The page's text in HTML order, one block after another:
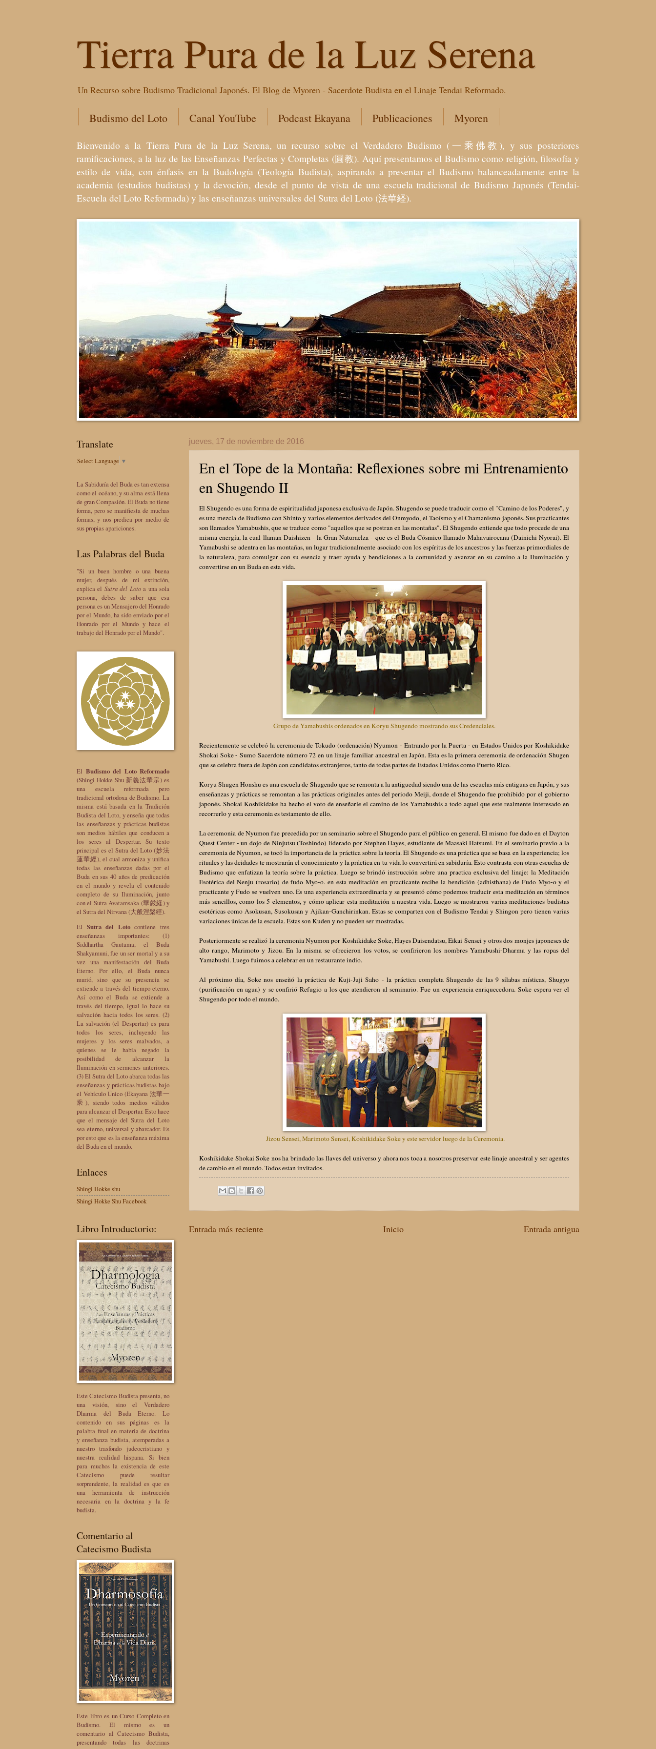
Tierra Pura de la Luz Serena
Un Recurso sobre Budismo Tradicional Japonés. El Blog de Myoren - Sacerdote Budista en el Linaje Tendai Reformado.
Budismo del Loto Canal YouTube Podcast Ekayana Publicaciones Myoren
Bienvenido a la Tierra Pura de la Luz Serena, un recurso sobre el Verdadero Budismo (一乘佛教), y sus posteriores
ramificaciones, a la luz de las Enseñanzas Perfectas y Completas (圓教). Aquí presentamos el Budismo como religión, filosofía y
estilo de vida, con énfasis en la Budología (Teología Budista), aspirando a presentar el Budismo balanceadamente entre la
academia (estudios budistas) y la devoción, desde el punto de vista de una escuela tradicional de Budismo Japonés (Tendai-
Escuela del Loto Reformada) y las enseñanzas universales del Sutra del Loto (法華経).
jueves, 17 de noviembre de 2016
En el Tope de la Montaña: Reflexiones sobre mi Entrenamiento
en Shugendo II
El Shugendo es una forma de espiritualidad japonesa exclusiva de Japón. Shugendo se puede traducir como el "Camino de los Poderes", y
es una mezcla de Budismo con Shinto y varios elementos derivados del Onmyodo, el Taoísmo y el Chamanismo japonés. Sus practicantes
son llamados Yamabushis, que se traduce como "aquellos que se postran en las montañas". El Shugendo entiende que todo procede de una
misma energía, la cual llaman Daishizen - la Gran Naturaelza - que es el Buda Cósmico llamado Mahavairocana (Dainichi Nyorai). El
Yamabushi se adentra en las montañas, un lugar tradicionalmente asociado con los espíritus de los ancestros y las fuerzas primordiales de
la naturaleza, para comulgar con su esencia y traer ayuda y bendiciones a la comunidad y avanzar en su camino a la Iluminación y
convertirse en un Buda en esta vida.
Grupo de Yamabushis ordenados en Koryu Shugendo mostrando sus Credenciales.
Recientemente se celebró la ceremonia de Tokudo (ordenación) Nyumon - Entrando por la Puerta - en Estados Unidos por Koshikidake
Shokai Soke - Sumo Sacerdote número 72 en un linaje familiar ancestral en Japón. Esta es la primera ceremonia de ordenación Shugen
que se celebra fuera de Japón con candidatos extranjeros, tanto de todas partes de Estados Unidos como Puerto Rico.
Koryu Shugen Honshu es una escuela de Shugendo que se remonta a la antiguedad siendo una de las escuelas más entiguas en Japón, y sus
enseñanzas y prácticas se remontan a las prácticas originales antes del periodo Meiji, donde el Shugendo fue prohibido por el gobierno
japonés. Shokai Koshikidake ha hecho el voto de enseñarle el camino de los Yamabushis a todo aquel que este realmente interesado en
recorrerlo y esta ceremonia es testamento de ello.
La ceremonia de Nyumon fue precedida por un seminario sobre el Shugendo para el público en general. El mismo fue dado en el Dayton
Quest Center - un dojo de Ninjutsu (Toshindo) liderado por Stephen Hayes, estudiante de Maasaki Hatsumi. En el seminario previo a la
ceremonia de Nyumon, se tocó la importancia de la práctica sobre la teoría. El Shugendo es una práctica que se basa en la experiencia; los
rituales y las deidades te mostrarán el conocimiento y la práctica en tu vida lo convertirá en sabiduría. Esto contrasta con otras escuelas de
Budismo que enfatizan la teoría sobre la práctica. Luego se brindó instrucción sobre una practica exclusiva del linaje: la Meditación
Esotérica del Nenju (rosario) de fudo Myo-o. en esta meditación en practicante recibe la bendición (adhisthana) de Fudo Myo-o y el
practicante y Fudo se vuelven uno. Es una experiencia extraordinaria y se presentó cómo podemos traducir esta meditación en términos
más sencillos, como los 5 elementos, y cómo aplicar esta meditación a nuestra vida. Luego se mostraron varias meditaciones budistas
esotéricas como Asokusan, Susokusan y Ajikan-Ganchirinkan. Estas se comparten con el Budismo Tendai y Shingon pero tienen varias
variaciones únicas de la escuela. Estas son Kuden y no pueden ser mostradas.
Posteriormente se realizó la ceremonia Nyumon por Koshikidake Soke, Hayes Daisendatsu, Eikai Sensei y otros dos monjes japoneses de
alto rango, Marimoto y Jizou. En la misma se ofrecieron los votos, se confirieron los nombres Yamabushi-Dharma y las ropas del
Yamabushi. Luego fuimos a celebrar en un restaurante indio.
Al próximo día, Soke nos enseñó la práctica de Kuji-Juji Saho - la práctica completa Shugendo de las 9 sílabas místicas, Shugyo
(purificación en agua) y se confirió Refugio a los que atendieron al seminario. Fue un experiencia enriquecedora. Soke espera ver el
Shugendo por todo el mundo.
Jizou Sensei, Marimoto Sensei, Koshikidake Soke y este servidor luego de la Ceremonia.
Koshikidake Shokai Soke nos ha brindado las llaves del universo y ahora nos toca a nosotros preservar este linaje ancestral y ser agentes
de cambio en el mundo. Todos estan invitados.
Entrada más reciente Entrada antigua
Inicio
Translate
Select Language ▼
La Sabiduría del Buda es tan extensa
como el océano, y su alma está llena
de gran Compasión. El Buda no tiene
forma, pero se manifiesta de muchas
formas, y nos predica por medio de
sus propias apariciones.
Las Palabras del Buda
"Si un buen hombre o una buena
mujer, después de mi extinción,
explica el Sutra del Lotoa una sola
persona, debes de saber que esa
persona es un Mensajero del Honrado
por el Mundo, ha sido enviado por el
Honrado por el Mundo y hace el
trabajo del Honrado por el Mundo".
El Budismo del Loto Reformado
(Shingi Hokke Shu 新義法華宗) es
una escuela reformada pero
tradicional ortodoxa de Budismo. La
misma está basada en la Tradición
Budista del Loto, y enseña que todas
las enseñanzas y prácticas budistas
son medios hábiles que conducen a
los seres al Despertar. Su texto
principal es el Sutra del Loto (妙法
蓮華經), el cual armoniza y unifica
todas las enseñanzas dadas por el
Buda en sus 40 años de predicación
en el mundo y revela el contenido
completo de su Iluminación, junto
con el Sutra Avatamsaka (華厳経) y
el Sutra del Nirvana (大般涅槃經).
El Sutra del Lotocontiene tres
enseñanzas importantes: (1)
Siddhartha Gautama, el Buda
Shakyamuni, fue un ser mortal y a su
vez una manifestación del Buda
Eterno. Por ello, el Buda nunca
murió, sino que su presencia se
extiende a través del tiempo eterno.
Así como el Buda se extiende a
través del tiempo, igual lo hace su
salvación hacia todos los seres. (2)
La salvación (el Despertar) es para
todos los seres, incluyendo las
mujeres y los seres malvados, a
quienes se le había negado la
posibilidad de alcanzar la
Iluminación en sermones anteriores.
(3) El Sutra del Loto abarca todas las
enseñanzas y prácticas budistas bajo
el Vehículo Único (Ekayana 法華一
乘), siendo todos medios válidos
para alcanzar el Despertar. Esto hace
que el mensaje del Sutra del Loto
sea eterno, universal y abarcador. Es
por esto que es la enseñanza máxima
del Buda en el mundo.
Enlaces
Shingi Hokke shu
Shingi Hokke Shu Facebook
Libro Introductorio:
Este Catecismo Budista presenta, no
una visión, sino el Verdadero
Dharma del Buda Eterno. Lo
contenido en sus páginas es la
palabra final en materia de doctrina
y enseñanza budista, atemperadas a
nuestro trasfondo judeocristiano y
nuestra realidad hispana. Si bien
para muchos la existencia de este
Catecismo puede resultar
sorprendente, la realidad es que es
una herramienta de instrucción
necesaria en la doctrina y la fe
budista.
Comentario al
Catecismo Budista
Este libro es un Curso Completo en
Budismo. El mismo es un
comentario al Catecismo Budista,
presentando todas las doctrinas